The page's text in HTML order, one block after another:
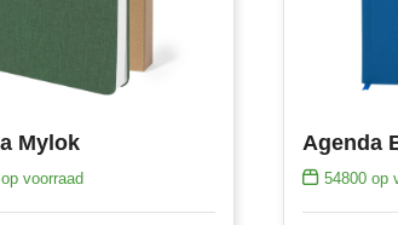
Mylok
voorraad
Agenda
54800 op